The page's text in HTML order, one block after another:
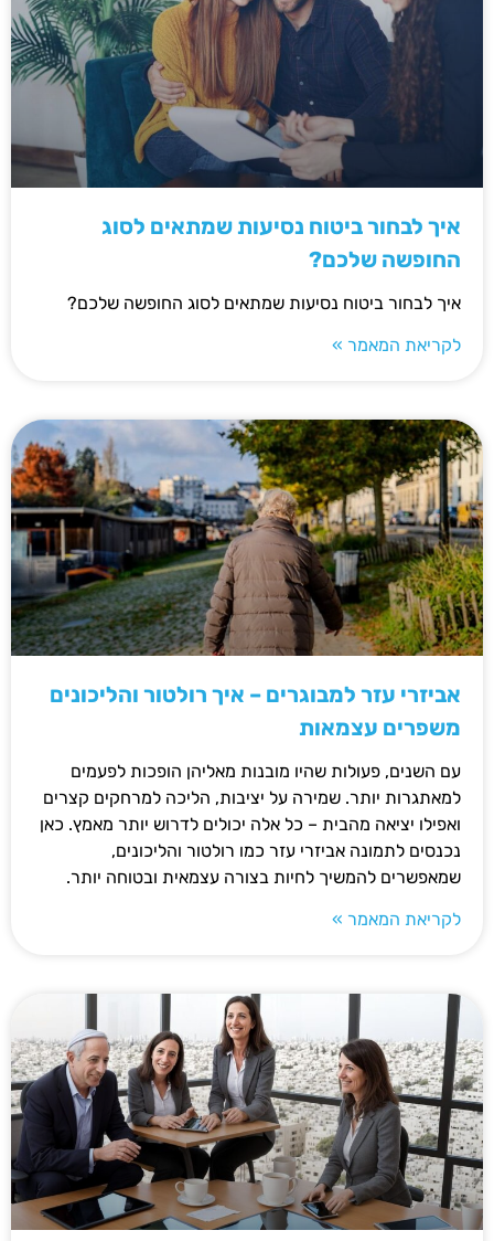
איך לבחור ביטוח נסיעות שמתאים לסוג
החופשה שלכם?
איך לבחור ביטוח נסיעות שמתאים לסוג החופשה שלכם?
לקריאת המאמר »
אביזרי עזר למבוגרים – איך רולטור והליכונים
משפרים עצמאות
עם השנים, פעולות שהיו מובנות מאליהן הופכות לפעמים
למאתגרות יותר. שמירה על יציבות, הליכה למרחקים קצרים
ואפילו יציאה מהבית – כל אלה יכולים לדרוש יותר מאמץ. כאן
נכנסים לתמונה אביזרי עזר כמו רולטור והליכונים,
שמאפשרים להמשיך לחיות בצורה עצמאית ובטוחה יותר.
לקריאת המאמר »